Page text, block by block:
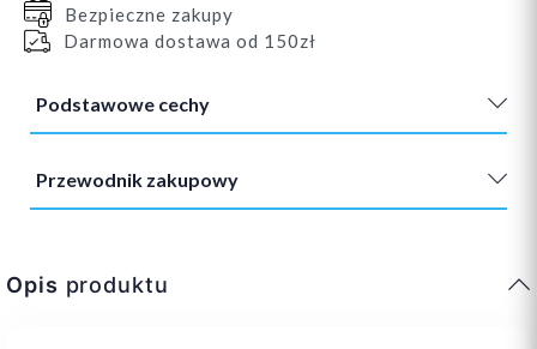
Bezpieczne zakupy
Darmowa dostawa od 150zł
Podstawowe cechy
Przewodnik zakupowy
Opis produktu